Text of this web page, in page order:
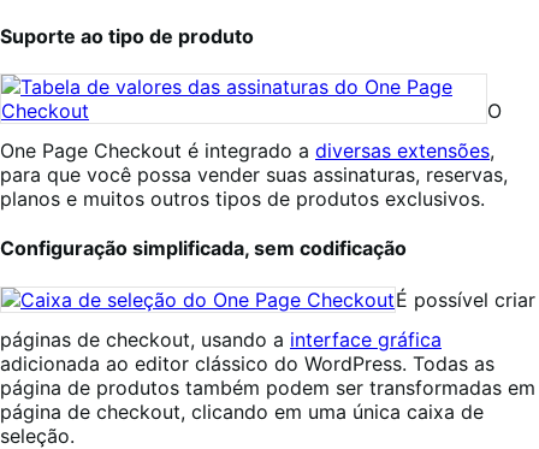
Suporte ao tipo de produto
O
One Page Checkout é integrado a diversas extensões,
para que você possa vender suas assinaturas, reservas,
planos e muitos outros tipos de produtos exclusivos.
Configuração simplificada, sem codificação
É possível criar
páginas de checkout, usando a interface gráfica
adicionada ao editor clássico do WordPress. Todas as
página de produtos também podem ser transformadas em
página de checkout, clicando em uma única caixa de
seleção.